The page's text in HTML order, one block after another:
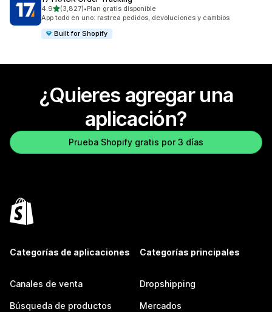
4.9de 5 estrellas
(3,827)
3827 reseñas en total
•Plan gratis disponible
App todo en uno: rastrea pedidos, devoluciones y cambios
Built for Shopify
¿Quieres agregar una
aplicación?
Prueba Shopify gratis por 3 días
Categorías de aplicaciones
Canales de venta
Búsqueda de productos
Categorías principales
Dropshipping
Mercados